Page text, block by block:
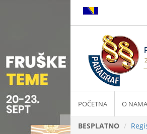
POČETNA O NAMA
BESPLATNO